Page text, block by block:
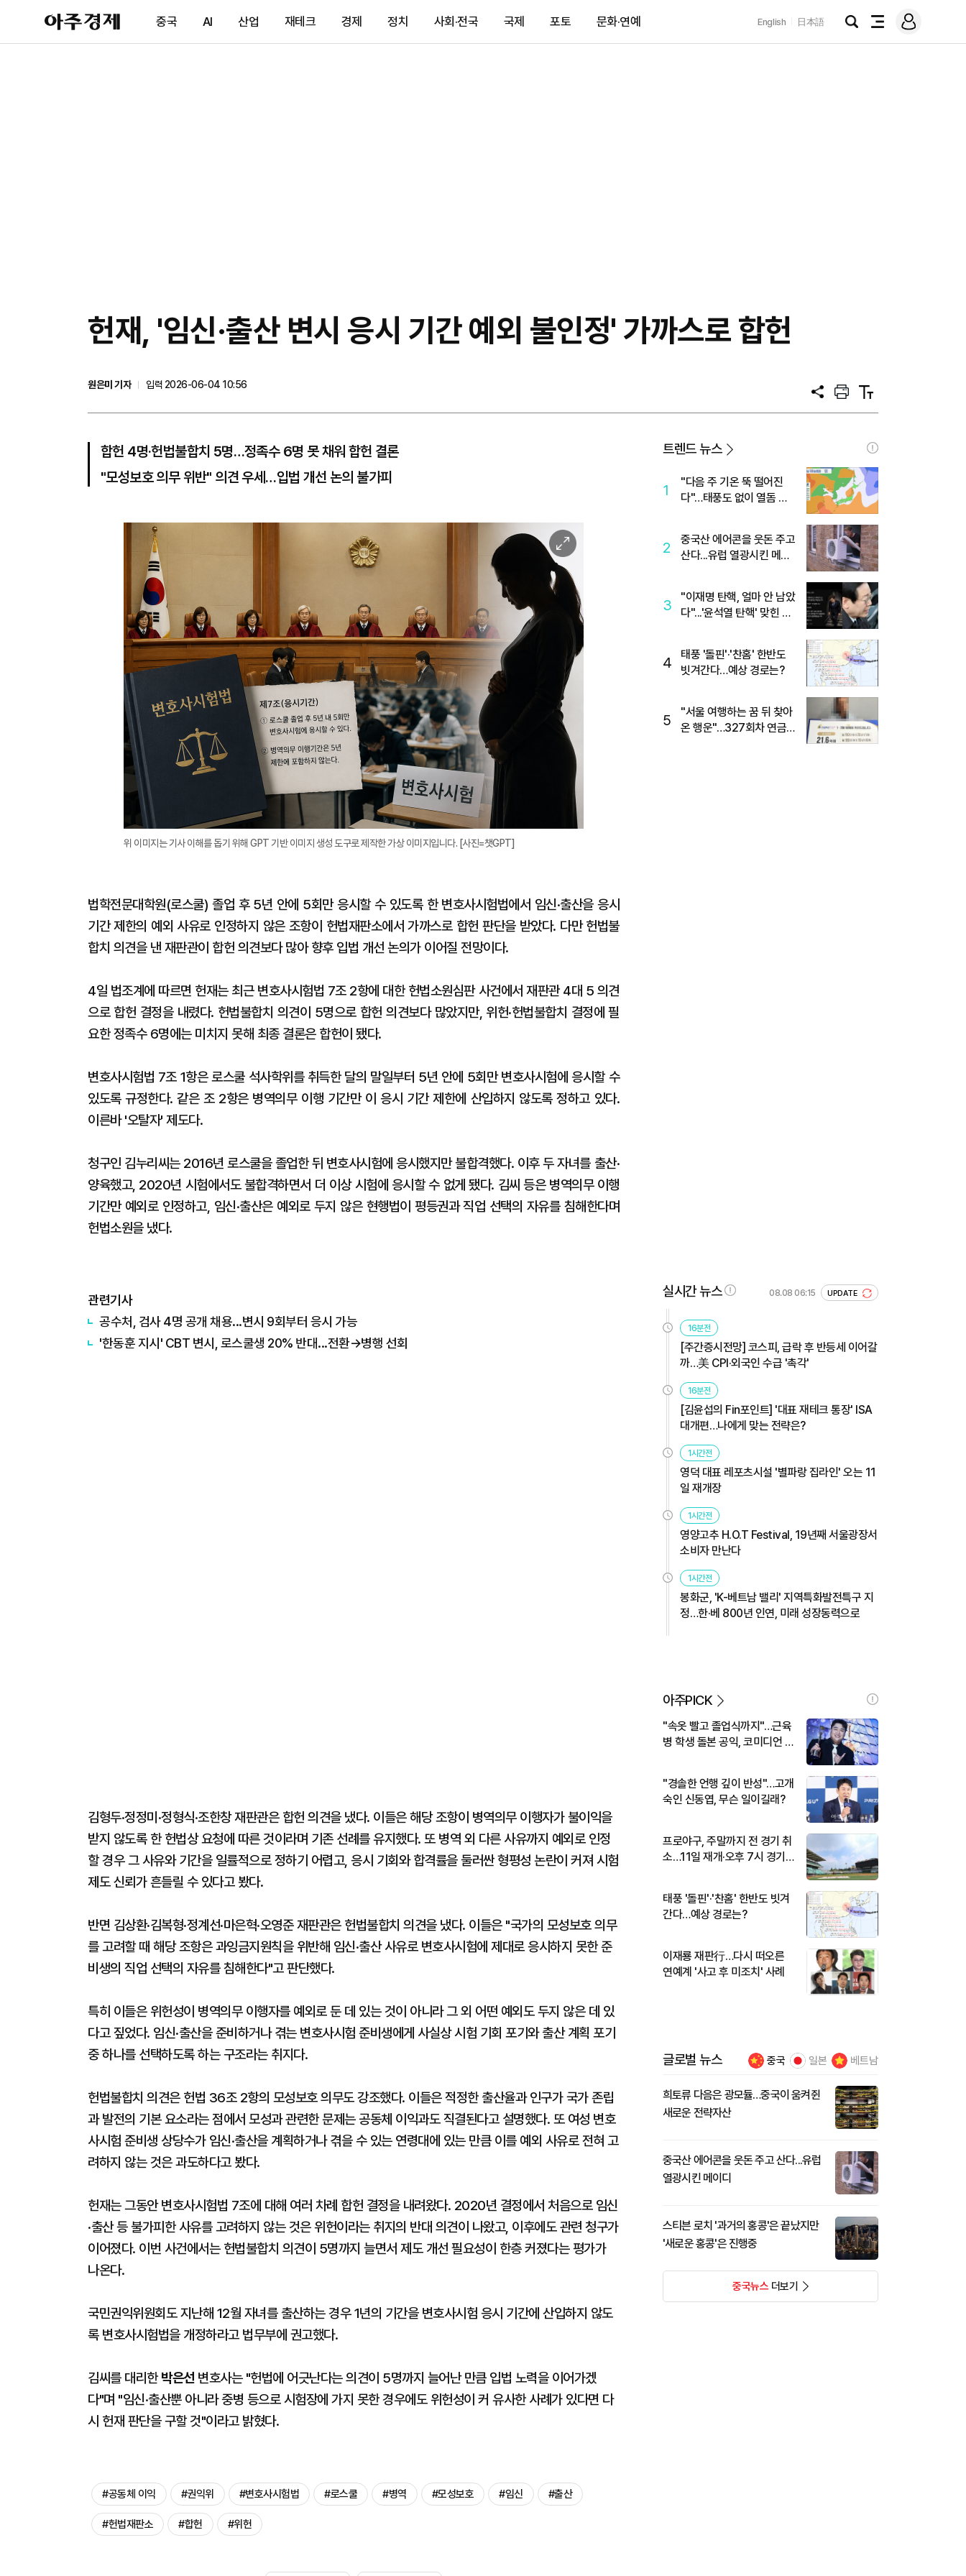
아
주
제
중국 AI 산업 재테크 경제 정치 사회·전국 국제 포토 문화·연예 English 日本語
검
전
메
그
헌재, '임신·출산 변시 응시 기간 예외 불인정' 가까스로 합헌
원은미 기자
입력 2026-06-04 10:56
공
프
트
텍
트
합헌 4명·헌법불합치 5명…정족수 6명 못 채워 합헌 결론
"모성보호 의무 위반" 의견 우세…입법 개선 논의 불가피
이
미
지
위 이미지는 기사 이해를 돕기 위해 GPT 기반 이미지 생성 도구로 제작한 가상 이미지입니다. [사진=챗GPT]
법학전문대학원(로스쿨) 졸업 후 5년 안에 5회만 응시할 수 있도록 한 변호사시험법에서 임신·출산을 응시
기간 제한의 예외 사유로 인정하지 않은 조항이 헌법재판소에서 가까스로 합헌 판단을 받았다. 다만 헌법불
합치 의견을 낸 재판관이 합헌 의견보다 많아 향후 입법 개선 논의가 이어질 전망이다.
4일 법조계에 따르면 헌재는 최근 변호사시험법 7조 2항에 대한 헌법소원심판 사건에서 재판관 4대 5 의견
으로 합헌 결정을 내렸다. 헌법불합치 의견이 5명으로 합헌 의견보다 많았지만, 위헌·헌법불합치 결정에 필
요한 정족수 6명에는 미치지 못해 최종 결론은 합헌이 됐다.
변호사시험법 7조 1항은 로스쿨 석사학위를 취득한 달의 말일부터 5년 안에 5회만 변호사시험에 응시할 수
있도록 규정한다. 같은 조 2항은 병역의무 이행 기간만 이 응시 기간 제한에 산입하지 않도록 정하고 있다.
이른바 '오탈자' 제도다.
청구인 김누리씨는 2016년 로스쿨을 졸업한 뒤 변호사시험에 응시했지만 불합격했다. 이후 두 자녀를 출산·
양육했고, 2020년 시험에서도 불합격하면서 더 이상 시험에 응시할 수 없게 됐다. 김씨 등은 병역의무 이행
기간만 예외로 인정하고, 임신·출산은 예외로 두지 않은 현행법이 평등권과 직업 선택의 자유를 침해한다며
헌법소원을 냈다.
관련기사
공수처, 검사 4명 공개 채용․․․변시 9회부터 응시 가능
'한동훈 지시' CBT 변시, 로스쿨생 20% 반대...전환→병행 선회
김형두·정정미·정형식·조한창 재판관은 합헌 의견을 냈다. 이들은 해당 조항이 병역의무 이행자가 불이익을
받지 않도록 한 헌법상 요청에 따른 것이라며 기존 선례를 유지했다. 또 병역 외 다른 사유까지 예외로 인정
할 경우 그 사유와 기간을 일률적으로 정하기 어렵고, 응시 기회와 합격률을 둘러싼 형평성 논란이 커져 시험
제도 신뢰가 흔들릴 수 있다고 봤다.
반면 김상환·김복형·정계선·마은혁·오영준 재판관은 헌법불합치 의견을 냈다. 이들은 "국가의 모성보호 의무
를 고려할 때 해당 조항은 과잉금지원칙을 위반해 임신·출산 사유로 변호사시험에 제대로 응시하지 못한 준
비생의 직업 선택의 자유를 침해한다"고 판단했다.
특히 이들은 위헌성이 병역의무 이행자를 예외로 둔 데 있는 것이 아니라 그 외 어떤 예외도 두지 않은 데 있
다고 짚었다. 임신·출산을 준비하거나 겪는 변호사시험 준비생에게 사실상 시험 기회 포기와 출산 계획 포기
중 하나를 선택하도록 하는 구조라는 취지다.
헌법불합치 의견은 헌법 36조 2항의 모성보호 의무도 강조했다. 이들은 적정한 출산율과 인구가 국가 존립
과 발전의 기본 요소라는 점에서 모성과 관련한 문제는 공동체 이익과도 직결된다고 설명했다. 또 여성 변호
사시험 준비생 상당수가 임신·출산을 계획하거나 겪을 수 있는 연령대에 있는 만큼 이를 예외 사유로 전혀 고
려하지 않는 것은 과도하다고 봤다.
헌재는 그동안 변호사시험법 7조에 대해 여러 차례 합헌 결정을 내려왔다. 2020년 결정에서 처음으로 임신
·출산 등 불가피한 사유를 고려하지 않는 것은 위헌이라는 취지의 반대 의견이 나왔고, 이후에도 관련 청구가
이어졌다. 이번 사건에서는 헌법불합치 의견이 5명까지 늘면서 제도 개선 필요성이 한층 커졌다는 평가가
나온다.
국민권익위원회도 지난해 12월 자녀를 출산하는 경우 1년의 기간을 변호사시험 응시 기간에 산입하지 않도
록 변호사시험법을 개정하라고 법무부에 권고했다.
김씨를 대리한 박은선변호사는 "헌법에 어긋난다는 의견이 5명까지 늘어난 만큼 입법 노력을 이어가겠
다"며 "임신·출산뿐 아니라 중병 등으로 시험장에 가지 못한 경우에도 위헌성이 커 유사한 사례가 있다면 다
시 헌재 판단을 구할 것"이라고 밝혔다.
#공동체 이익 #권익위 #변호사시험법 #로스쿨 #병역 #모성보호 #임신 #출산
#헌법재판소 #합헌 #위헌
트렌드 뉴스
1
"다음 주 기온 뚝 떨어진
다"…태풍도 없이 열돔 박
2
중국산 에어콘을 웃돈 주고
산다...유럽 열광시킨 메이
3
"이재명 탄핵, 얼마 안 남았
다"...'윤석열 탄핵' 맞힌 무
4
태풍 '돌핀'·'찬홈' 한반도
빗겨간다…예상 경로는?
5
"서울 여행하는 꿈 뒤 찾아
온 행운"…327회차 연금
실시간 뉴스 08.08 06:15 UPDATE
16분전
[주간증시전망] 코스피, 급락 후 반등세 이어갈
까…美 CPI·외국인 수급 '촉각'
16분전
[김윤섭의 Fin포인트] '대표 재테크 통장' ISA
대개편…나에게 맞는 전략은?
1시간전
영덕 대표 레포츠시설 '별파랑 집라인' 오는 11
일 재개장
1시간전
영양고추 H.O.T Festival, 19년째 서울광장서
소비자 만난다
1시간전
봉화군, 'K-베트남 밸리' 지역특화발전특구 지
정…한·베 800년 인연, 미래 성장동력으로
아주PICK
"속옷 빨고 졸업식까지"…근육
병 학생 돌본 공익, 코미디언 김
"경솔한 언행 깊이 반성"…고개
숙인 신동엽, 무슨 일이길래?
프로야구, 주말까지 전 경기 취
소…11일 재개·오후 7시 경기
태풍 '돌핀'·'찬홈' 한반도 빗겨
간다…예상 경로는?
이재룡 재판行…다시 떠오른
연예계 '사고 후 미조치' 사례
글로벌 뉴스 중국 일본 베트남
희토류 다음은 광모듈…중국이 움켜쥔
새로운 전략자산
중국산 에어콘을 웃돈 주고 산다...유럽
열광시킨 메이디
스티븐 로치 '과거의 홍콩'은 끝났지만
'새로운 홍콩'은 진행중
중국뉴스더보기